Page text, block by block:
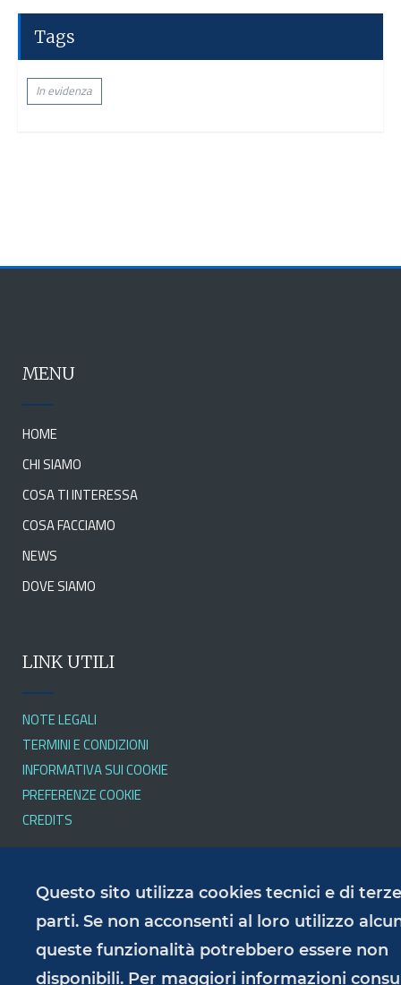
Tags
In evidenza
MENU
HOME
CHI SIAMO
COSA TI INTERESSA
COSA FACCIAMO
NEWS
DOVE SIAMO
LINK UTILI
NOTE LEGALI
TERMINI E CONDIZIONI
INFORMATIVA SUI COOKIE
PREFERENZE COOKIE
CREDITS
SERVIZI
PRIVACY POLICY
RESPONSABILE DELLA PUBBLICAZIONE
Questo sito utilizza cookies tecnici e di terze
parti. Se non acconsenti al loro utilizzo
queste funzionalità potrebbero essere non
disponibili. Per maggiori informazioni